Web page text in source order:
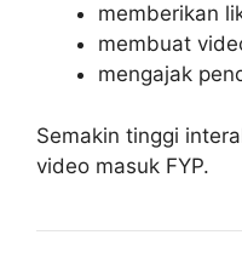
memberikan
membuat
mengajak
Semakin tinggi
video masuk FYP.